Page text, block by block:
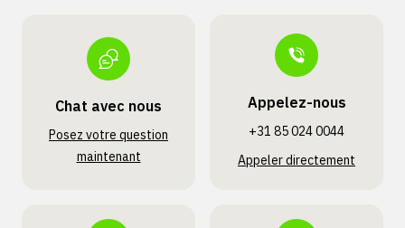
Chat avec nous
Posez votre question
maintenant
Appelez-nous
+31 85 024 0044
Appeler directement